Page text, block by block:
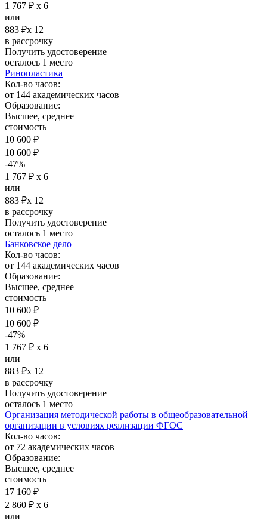
1 767 ₽ х 6
или
883 ₽х 12
в рассрочку
Получить удостоверение
осталось 1 место
Ринопластика
Кол-во часов:
от 144 академических часов
Образование:
Высшее, среднее
стоимость
10 600 ₽
10 600 ₽
-47%
1 767 ₽ х 6
или
883 ₽х 12
в рассрочку
Получить удостоверение
осталось 1 место
Банковское дело
Кол-во часов:
от 144 академических часов
Образование:
Высшее, среднее
стоимость
10 600 ₽
10 600 ₽
-47%
1 767 ₽ х 6
или
883 ₽х 12
в рассрочку
Получить удостоверение
осталось 1 место
Организация методической работы в общеобразовательной
организации в условиях реализации ФГОС
Кол-во часов:
от 72 академических часов
Образование:
Высшее, среднее
стоимость
17 160 ₽
2 860 ₽ х 6
или